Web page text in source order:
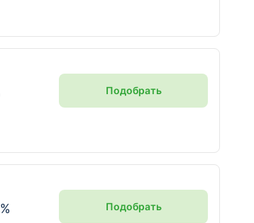
Подобрать
% Подобрать